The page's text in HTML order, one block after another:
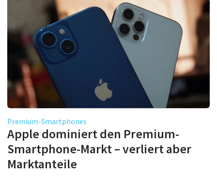
Premium-Smartphones
Apple dominiert den Premium-
Smartphone-Markt – verliert aber
Marktanteile